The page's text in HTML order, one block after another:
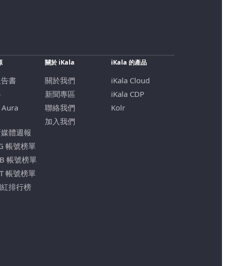
書
體週報
帳號榜單
帳號榜單
帳號榜單
排行榜
關於 iKala
關於我們
新聞專區
聯絡我們
加入我們
iKala 的產品
iKala Cloud
iKala CDP
Kolr